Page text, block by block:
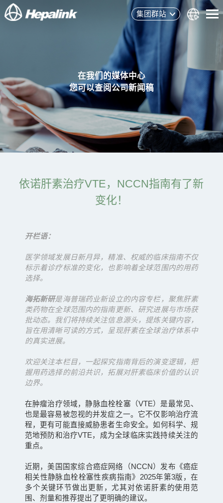
集团群站
在我们的媒体中心
您可以查阅公司新闻稿
依诺肝素治疗VTE，NCCN指南有了新
变化！
开栏语：
医学领域发展日新月异，精准、权威的临床指南不仅
标示着诊疗标准的变化，也影响着全球范围内的用药
选择。
海拓新研是海普瑞药业新设立的内容专栏，聚焦肝素
类药物在全球范围内的指南更新、研究进展与市场获
批动态。我们将持续关注信息源头，提炼关键内容，
旨在用清晰可读的方式，呈现肝素在全球治疗体系中
的真实进展。
欢迎关注本栏目，一起探究指南背后的演变逻辑，把
握用药选择的前沿共识，拓展对肝素临床价值的认识
边界。
在肿瘤治疗领域，静脉血栓栓塞（VTE）是最常见、
也是最容易被忽视的并发症之一。它不仅影响治疗流
程，更有可能直接威胁患者生命安全。如何科学、规
范地预防和治疗VTE，成为全球临床实践持续关注的
重点。
近期，美国国家综合癌症网络（NCCN）发布《癌症
相关性静脉血栓栓塞性疾病指南》2025年第3版，在
多个关键环节做出更新，尤其对依诺肝素的使用范
围、剂量和推荐提出了更明确的建议。